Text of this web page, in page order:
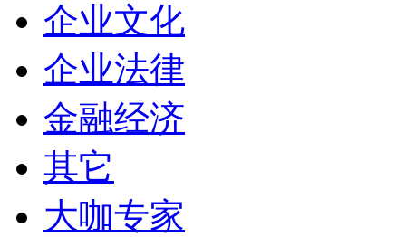
企业文化
企业法律
金融经济
其它
大咖专家